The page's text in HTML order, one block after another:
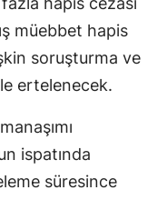
müebbet hapis
soruşturma ve
ertelenecek.
ispatında
süresince